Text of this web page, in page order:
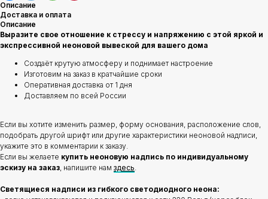
Описание
Доставка и оплата
Описание
Выразите свое отношение к стрессу и напряжению с этой яркой и
экспрессивной неоновой вывеской для вашего дома
Создаёт крутую атмосферу и поднимает настроение
Изготовим на заказ в кратчайшие сроки
Оперативная доставка от 1 дня
Доставляем по всей России
Если вы хотите изменить размер, форму основания, расположение слов,
подобрать другой шрифт или другие характеристики неоновой надписи,
укажите это в комментарии к заказу.
Если вы желаете купить неоновую надпись по индивидуальному
эскизу на заказ, напишите нам здесь.
Светящиеся надписи из гибкого светодиодного неона: